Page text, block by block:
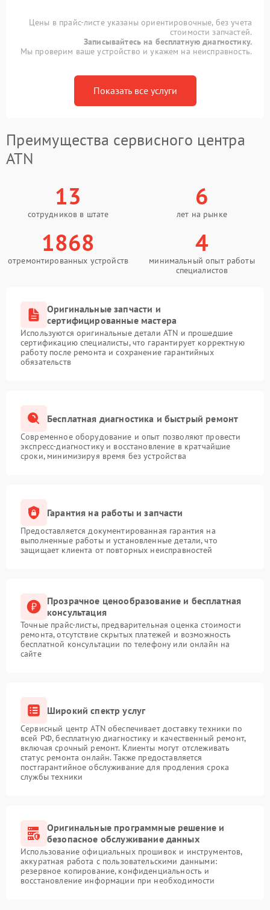
Цены в прайс-листе указаны ориентировочные, без учета
стоимости запчастей.
Записывайтесь на бесплатную диагностику.
Мы проверим ваше устройство и укажем на неисправность.
Показать все услуги
Преимущества сервисного центра
ATN
13
сотрудников в штате
6
лет на рынке
1868
отремонтированных устройств
4
минимальный опыт работы
специалистов
Оригинальные запчасти и
сертифицированные мастера
Используются оригинальные детали ATN и прошедшие
сертификацию специалисты, что гарантирует корректную
работу после ремонта и сохранение гарантийных
обязательств
Бесплатная диагностика и быстрый ремонт
Современное оборудование и опыт позволяют провести
экспресс-диагностику и восстановление в кратчайшие
сроки, минимизируя время без устройства
Гарантия на работы и запчасти
Предоставляется документированная гарантия на
выполненные работы и установленные детали, что
защищает клиента от повторных неисправностей
Прозрачное ценообразование и бесплатная
консультация
Точные прайс-листы, предварительная оценка стоимости
ремонта, отсутствие скрытых платежей и возможность
бесплатной консультации по телефону или онлайн на
сайте
Широкий спектр услуг
Сервисный центр ATN обеспечивает доставку техники по
всей РФ, бесплатную диагностику и качественный ремонт,
включая срочный ремонт. Клиенты могут отслеживать
статус ремонта онлайн. Также предоставляется
постгарантийное обслуживание для продления срока
службы техники
Оригинальные программные решение и
безопасное обслуживание данных
Использование официальных прошивок и инструментов,
аккуратная работа с пользовательскими данными:
резервное копирование, конфиденциальность и
восстановление информации при необходимости